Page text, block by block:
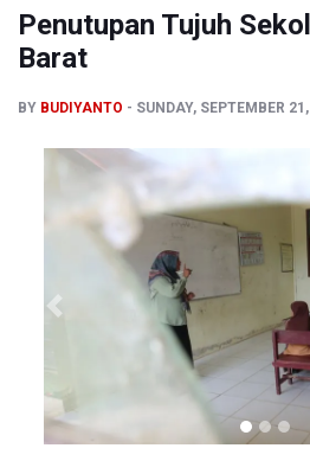
Penutupan Tujuh
Barat
BY BUDIYANTO SUNDAY, SEPTEMBER
Previous